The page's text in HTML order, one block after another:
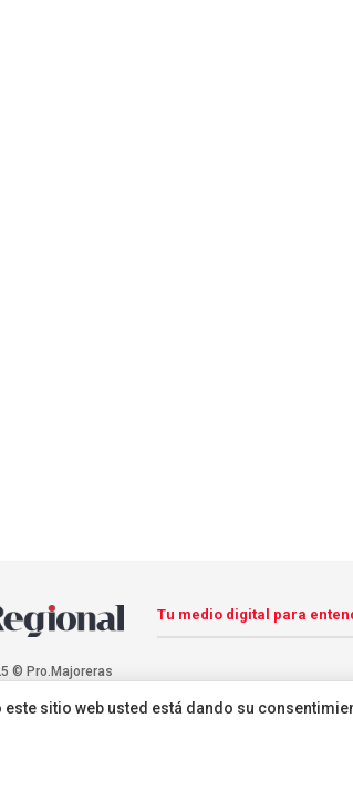
© Pro.Majoreras
Tu medio digital para
sitio web usted está dando su